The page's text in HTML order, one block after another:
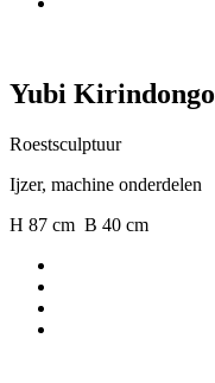
Yubi Kirindongo
Roestsculptuur
Ijzer, machine onderdelen
H 87 cm B 40 cm